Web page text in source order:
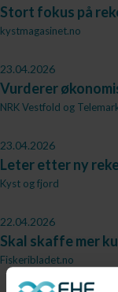
Stort fokus på
kystmagasinet.no
23.04.2026
Vurderer
NRK Vestfold og
23.04.2026
Leter etter ny
Kyst og fjord
22.04.2026
Skal skaffe mer
Fiskeribladet.no